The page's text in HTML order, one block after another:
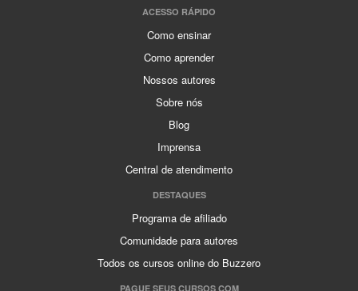
ACESSO RÁPIDO
Como ensinar
Como aprender
Nossos autores
Sobre nós
Blog
Imprensa
Central de atendimento
DESTAQUES
Programa de afiliado
Comunidade para autores
Todos os cursos online do Buzzero
PAGUE SEUS CURSOS COM